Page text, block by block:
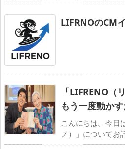
LIFRNOのCM
「LIFRENO（
もう一度動か
こんにちは。今日
ノ）」についてお